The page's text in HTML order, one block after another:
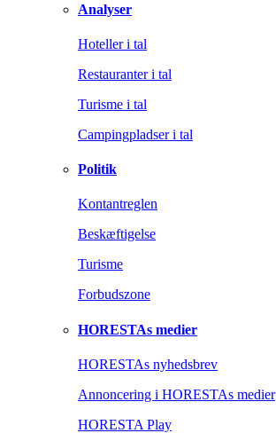
Analyser
Hoteller i tal
Restauranter i tal
Turisme i tal
Campingpladser i tal
Politik
Kontantreglen
Beskæftigelse
Turisme
Forbudszone
HORESTAs medier
HORESTAs nyhedsbrev
Annoncering i HORESTAs medier
HORESTA Play